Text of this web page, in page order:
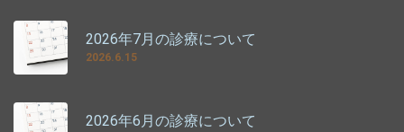
2026年7月の診療について
2026.6.15
2026年6月の診療について